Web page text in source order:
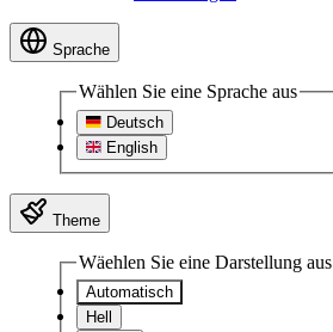
Sprache
Wählen Sie eine Sprache aus
Deutsch
English
Theme
Wäehlen Sie eine Darstellung aus
Automatisch
Hell